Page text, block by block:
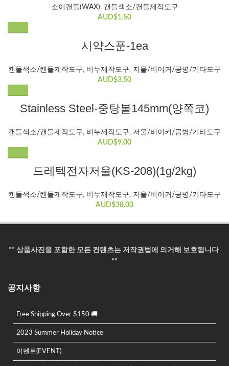
품
페
지
서
옵
선
할
수
습
니
에
있
다.
품
페
지
에
서
옵
선
할
수
다.
소이캔들(WAX), 캔들색소/캔들제작도구
AUD$1.50
시약스푼-1ea
캔들색소/캔들제작도구, 비누제작도구, 저울/비이커/공병/기타도구
AUD$3.50
Stainless Steel-중탕볼145mm(양쪽코)
캔들색소/캔들제작도구, 비누제작도구, 저울/비이커/공병/기타도구
AUD$9.00
드레텍전자저울(KS-208)(1g/2kg)
캔들색소/캔들제작도구, 비누제작도구, 저울/비이커/공병/기타도구
AUD$38.00
** 상품사진을 포함한 모든 컨텐츠는 저작권법에 의거해 보호됩니다
**
공지사항
Free Shipping Over $150 🚚
2023 Summer Holiday Notice
이벤트(EVENT)